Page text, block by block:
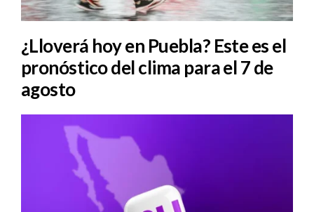
¿Lloverá hoy en Puebla? Este es el
pronóstico del clima para el 7 de
agosto